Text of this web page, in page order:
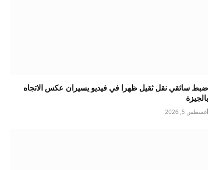
ضبط سائقي نقل ثقيل ظهرا في فيديو يسيران عكس الاتجاه
بالجيزة
أغسطس 5, 2026